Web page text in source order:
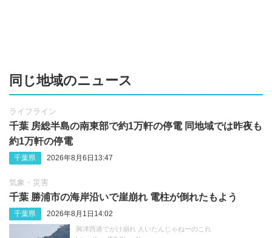
同じ地域のニュース
ライフライン
千葉 房総半島の南東部で約1万軒の停電 同地域では昨夜も
約1万軒の停電
千葉県 2026年8月6日13:47
気象・災害
千葉 勝浦市の海岸沿いで崖崩れ 電柱が倒れたもよう
千葉県 2026年8月1日14:02
興津西港でがけ崩れ 人いたんじゃねーのこれ